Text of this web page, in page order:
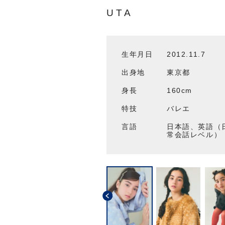
UTA
生年月日 2012.11.7
出身地 東京都
身長 160cm
特技 バレエ
言語
日本語、英語（
常会話レベル）